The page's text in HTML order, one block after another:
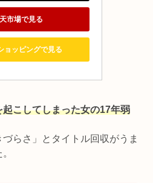
市場で見る
ョッピングで見る
こしてしまった女の17年弱
らさ」とタイトル回収がうま